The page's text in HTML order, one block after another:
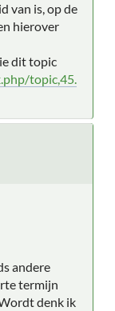
van is, op de
hierover
dit topic
topic,45.
andere
termijn
denk ik